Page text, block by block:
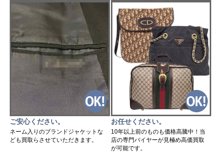
ご安心ください。
ネーム入りのブランドジャケットな
ども買取らさせていただきます。
お任せください。
10年以上前のものも価格高騰中！当
店の専門バイヤーが見極め高価買取
が可能です。